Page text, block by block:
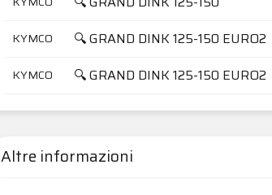
KYMCO 🔍 GRAND DINK 125-150 EURO2
KYMCO 🔍 GRAND DINK 125-150 EURO2
Altre informazioni